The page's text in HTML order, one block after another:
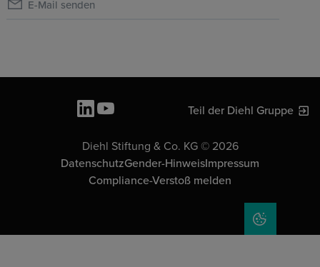
E-Mail senden
Teil der Diehl Gruppe
Diehl Stiftung & Co. KG © 2026
DatenschutzGender-HinweisImpressum
Compliance-Verstoß melden
COOKIE-